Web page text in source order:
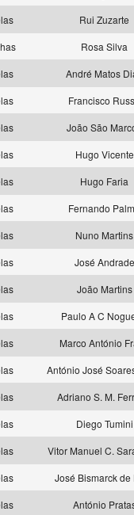
Rui Zuzarte
Rosa Silva
André Matos
Francisco
João São
Hugo Vicente
Hugo Faria
Fernando
Nuno Martins
José Andrade
João Martins
Paulo A C
Marco António
António José
Adriano S. M.
Diego Tumini
Vitor Manuel C.
José Bismarck de
António